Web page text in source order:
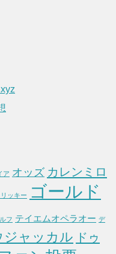
ア オッズ カレンミロ
ッキー
ゴールド
フ テイエムオペラオー デ
ジャッカル ドゥ